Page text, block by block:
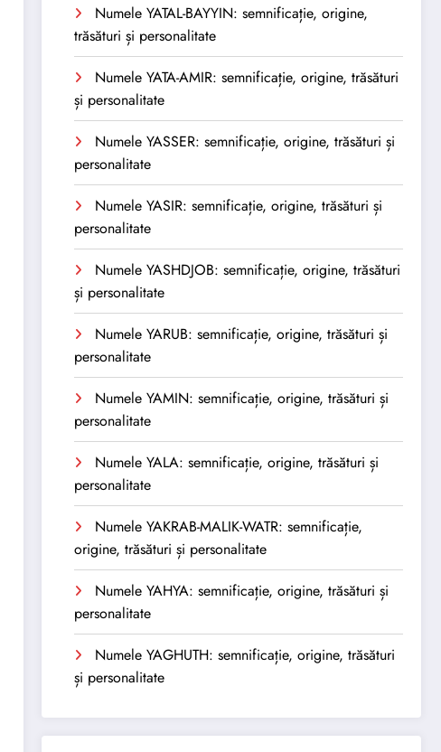
Numele YATAL-BAYYIN: semnificație, origine,
trăsături și personalitate
Numele YATA-AMIR: semnificație, origine, trăsături
și personalitate
Numele YASSER: semnificație, origine, trăsături și
personalitate
Numele YASIR: semnificație, origine, trăsături și
personalitate
Numele YASHDJOB: semnificație, origine, trăsături
și personalitate
Numele YARUB: semnificație, origine, trăsături și
personalitate
Numele YAMIN: semnificație, origine, trăsături și
personalitate
Numele YALA: semnificație, origine, trăsături și
personalitate
Numele YAKRAB-MALIK-WATR: semnificație,
origine, trăsături și personalitate
Numele YAHYA: semnificație, origine, trăsături și
personalitate
Numele YAGHUTH: semnificație, origine, trăsături
și personalitate